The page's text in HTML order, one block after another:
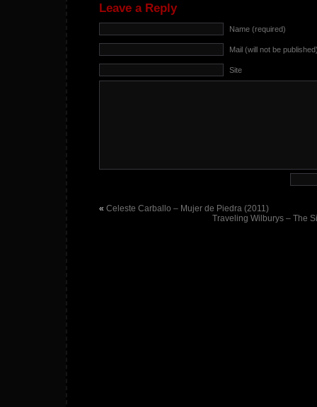
Leave a Reply
Name (required)
Mail (will not be
Site
« Celeste Carballo – Mujer de Piedra (2011)
Traveling Wilburys – The